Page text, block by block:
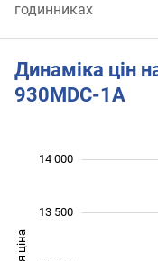
годинниках
Динаміка цін
930MDC-1A
14 000
13 500